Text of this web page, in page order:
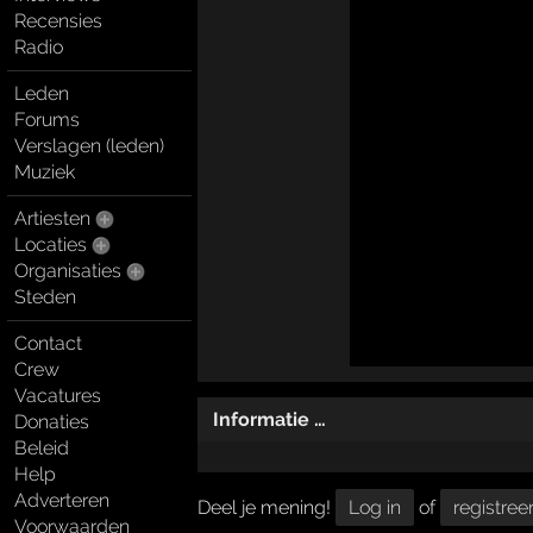
Recensies
Radio
Leden
Forums
Verslagen (leden)
Muziek
Artiesten
Locaties
Organisaties
Steden
Contact
Crew
Vacatures
Donaties
Beleid
Help
Adverteren
Voorwaarden
Informatie …
Deel je mening! Log in of registreer